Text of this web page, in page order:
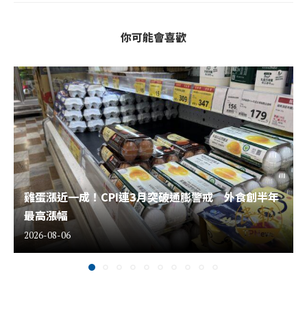
你可能會喜歡
雞蛋漲近一成！CPI連3月突破通膨警戒 外食創半年
最高漲幅
2026-08-06